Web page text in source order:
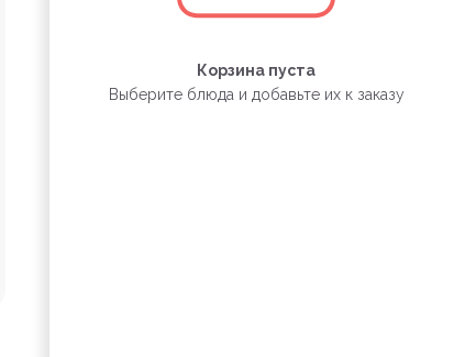
Корзина пуста
Выберите блюда и добавьте их к заказу